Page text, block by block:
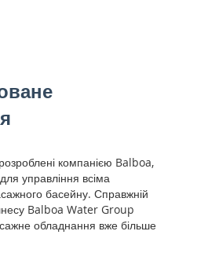
розроблені компанією Balboa,
управління всіма
басейну. Справжній
Balboa Water Group
обладнання вже більше